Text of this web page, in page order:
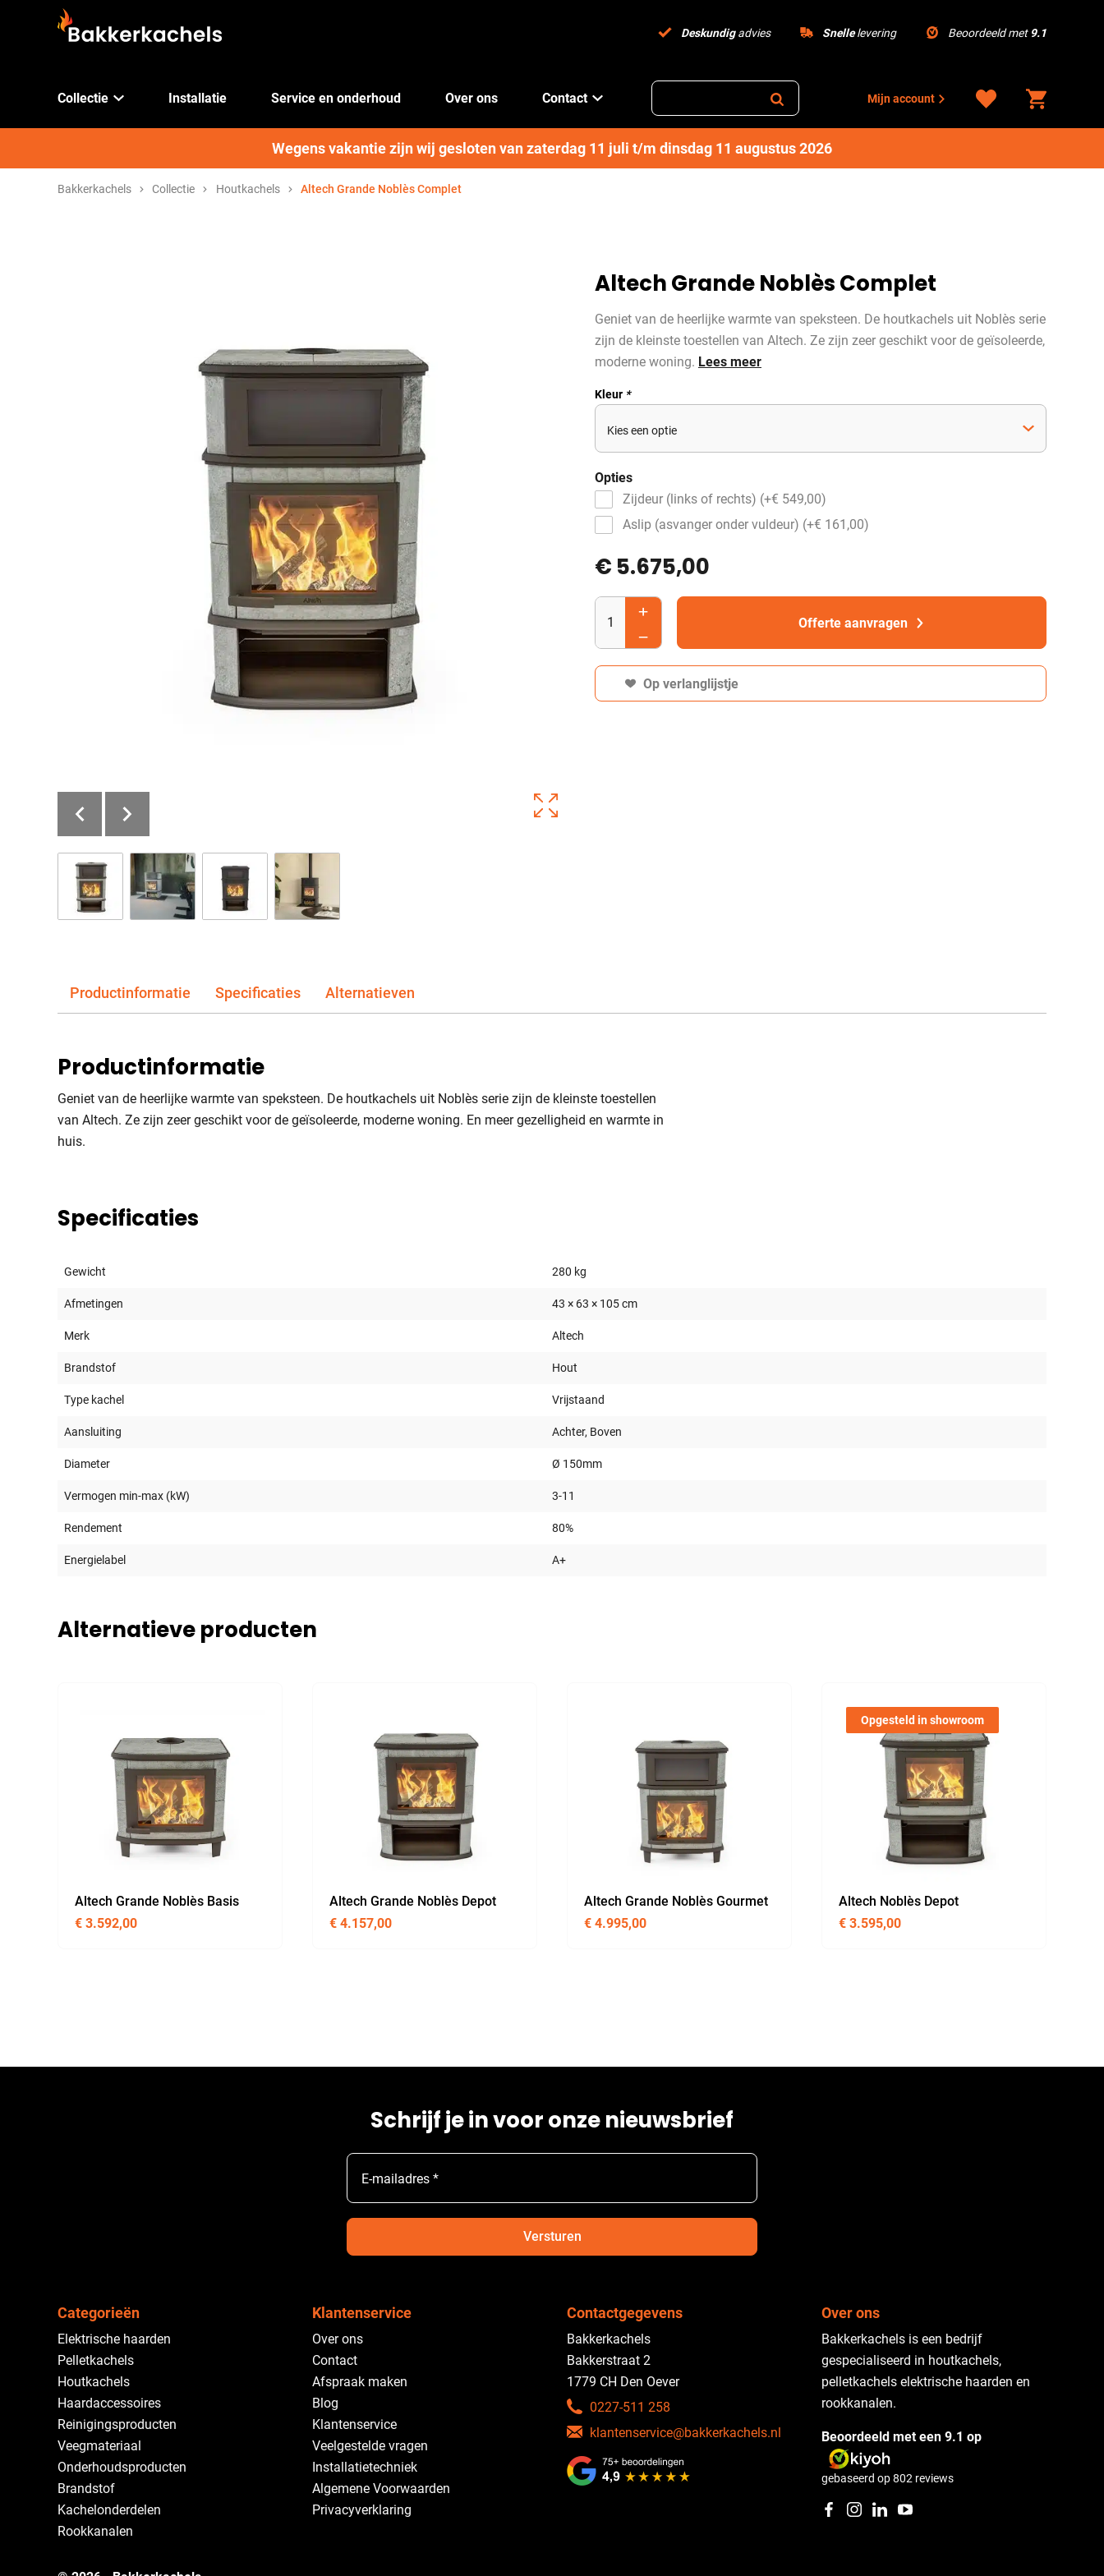
Deskundigadvies Snellelevering Beoordeeld met 9.1
Collectie Installatie Service en onderhoud Over ons Contact Mijn account
Wegens vakantie zijn wij gesloten van zaterdag 11 juli t/m dinsdag 11 augustus 2026
Bakkerkachels Collectie Houtkachels Altech Grande Noblès Complet
Altech Grande Noblès Complet
Geniet van de heerlijke warmte van speksteen. De houtkachels uit Noblès serie
zijn de kleinste toestellen van Altech. Ze zijn zeer geschikt voor de geïsoleerde,
moderne woning. Lees meer
Kleur *
Opties
Zijdeur (links of rechts) (+€ 549,00)
Aslip (asvanger onder vuldeur) (+€ 161,00)
€ 5.675,00
Offerte aanvragen
Op verlanglijstje
Productinformatie Specificaties Alternatieven
Productinformatie
Geniet van de heerlijke warmte van speksteen. De houtkachels uit Noblès serie zijn de kleinste toestellen
van Altech. Ze zijn zeer geschikt voor de geïsoleerde, moderne woning. En meer gezelligheid en warmte in
huis.
Specificaties
Gewicht 280 kg
Afmetingen 43 × 63 × 105 cm
Merk Altech
Brandstof Hout
Type kachel Vrijstaand
Aansluiting Achter, Boven
Diameter Ø 150mm
Vermogen min-max (kW) 3-11
Rendement 80%
Energielabel A+
Alternatieve producten
Altech Grande Noblès Basis
€ 3.592,00
Altech Grande Noblès Depot
€ 4.157,00
Altech Grande Noblès Gourmet
€ 4.995,00
Opgesteld in showroom
Altech Noblès Depot
€ 3.595,00
Schrijf je in voor onze nieuwsbrief
E-mailadres *
Versturen
Categorieën
Elektrische haarden
Pelletkachels
Houtkachels
Haardaccessoires
Reinigingsproducten
Veegmateriaal
Onderhoudsproducten
Brandstof
Kachelonderdelen
Rookkanalen
Klantenservice
Over ons
Contact
Afspraak maken
Blog
Klantenservice
Veelgestelde vragen
Installatietechniek
Algemene Voorwaarden
Privacyverklaring
Contactgegevens
Bakkerkachels
Bakkerstraat 2
1779 CH Den Oever
0227-511 258
klantenservice@bakkerkachels.nl
Over ons
Bakkerkachels is een bedrijf
gespecialiseerd in houtkachels,
pelletkachels elektrische haarden en
rookkanalen.
Beoordeeld met een 9.1 op
gebaseerd op802 reviews